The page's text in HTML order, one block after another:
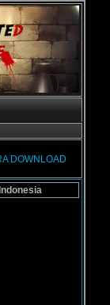
DOWNLOAD